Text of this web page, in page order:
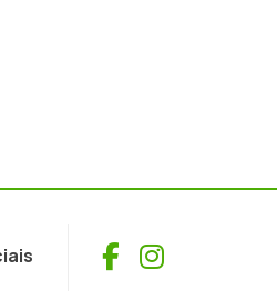
Facebook
Instagram